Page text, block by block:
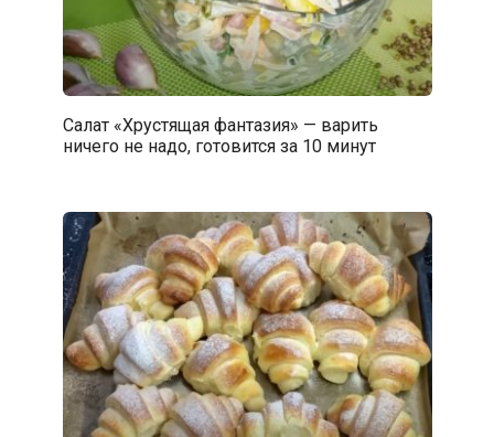
Салат «Хрустящая фантазия» — варить
ничего не надо, готовится за 10 минут